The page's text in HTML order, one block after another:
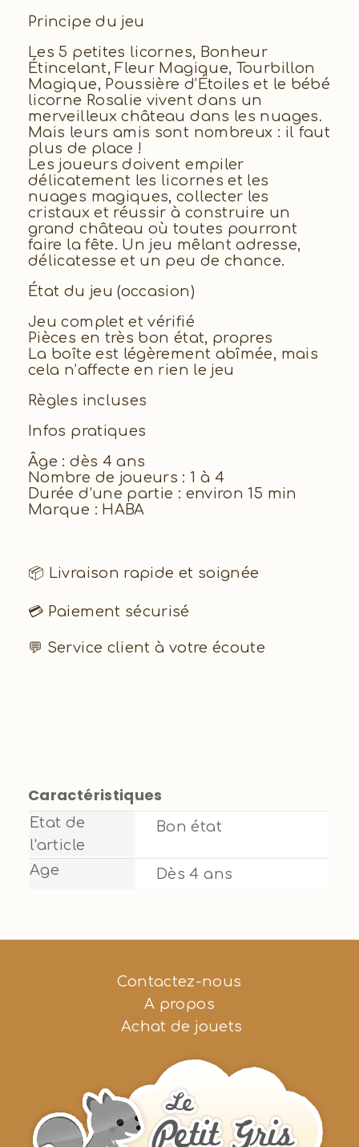
Principe du jeu
Les 5 petites licornes, Bonheur
Étincelant, Fleur Magique, Tourbillon
Magique, Poussière d’Étoiles et le bébé
licorne Rosalie vivent dans un
merveilleux château dans les nuages.
Mais leurs amis sont nombreux : il faut
plus de place !
Les joueurs doivent empiler
délicatement les licornes et les
nuages magiques, collecter les
cristaux et réussir à construire un
grand château où toutes pourront
faire la fête. Un jeu mêlant adresse,
délicatesse et un peu de chance.
État du jeu (occasion)
Jeu complet et vérifié
Pièces en très bon état, propres
La boîte est légèrement abîmée, mais
cela n’affecte en rien le jeu
Règles incluses
Infos pratiques
Âge : dès 4 ans
Nombre de joueurs : 1 à 4
Durée d’une partie : environ 15 min
Marque : HABA
📦 Livraison rapide et soignée
💳 Paiement sécurisé
💬 Service client à votre écoute
Caractéristiques
Etat de
l'article
Bon état
Age Dès 4 ans
Contactez-nous
A propos
Achat de jouets